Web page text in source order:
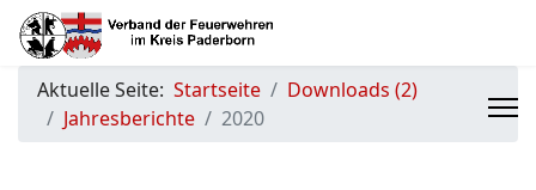
Aktuelle Seite: Startseite
Downloads (2)
Jahresberichte
2020